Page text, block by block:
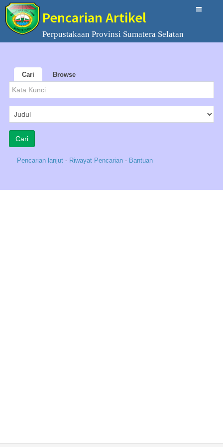
Pencarian Artikel
Perpustakaan Provinsi Sumatera Selatan
Cari Browse
Pencarian lanjut - Riwayat Pencarian - Bantuan